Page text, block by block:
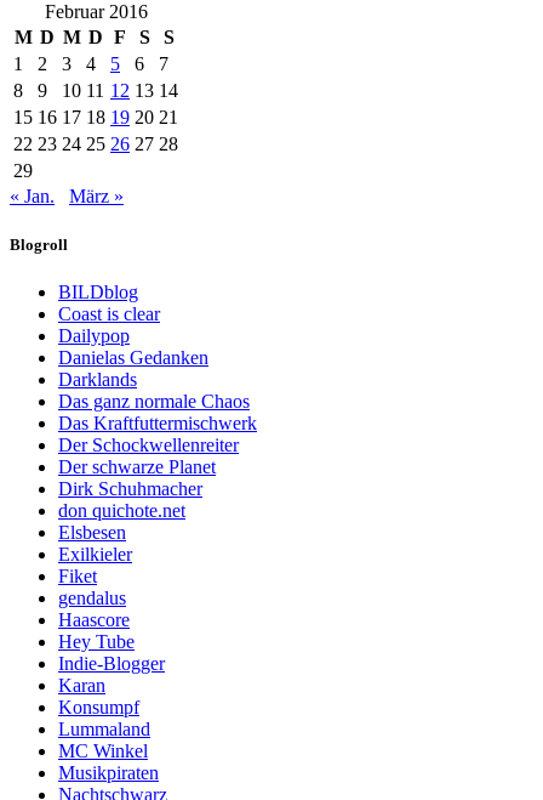
Februar 2016
M D M D F S
S
1
2 3 4 5 6
7
8
9 10 11 12 13 14
15 16 17 18 19 20 21
22 23 24 25 26 27 28
29
« Jan.
März »
Blogroll
BILDblog
Coast is clear
Dailypop
Danielas Gedanken
Darklands
Das ganz normale Chaos
Das Kraftfuttermischwerk
Der Schockwellenreiter
Der schwarze Planet
Dirk Schuhmacher
don quichote.net
Elsbesen
Exilkieler
Fiket
gendalus
Haascore
Hey Tube
Indie-Blogger
Karan
Konsumpf
Lummaland
MC Winkel
Musikpiraten
Nachtschwarz